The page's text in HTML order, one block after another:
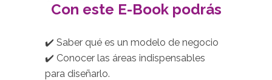
Con este E-Book podrás
✔️ Saber qué es un modelo de negocio
✔️ Conocer las áreas indispensables
para diseñarlo.